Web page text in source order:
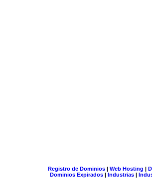
Registro de Dominios| Web Hosting |
Dominios Expirados | Industrias |